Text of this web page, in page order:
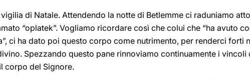
vigilia di Natale. Attendendo la notte di Betlemme ci raduniamo
“oplatek”. Vogliamo ricordare così che colui che “ha avuto
ci ha dato poi questo corpo come nutrimento, per renderci forti
Spezzando questo pane rinnoviamo continuamente i
corpo del Signore.